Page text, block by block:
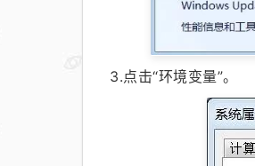
3.点击“环境变量”。